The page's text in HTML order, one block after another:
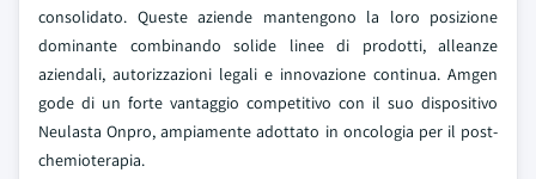
consolidato. Queste aziende mantengono la loro posizione
dominante combinando solide linee di prodotti, alleanze
aziendali, autorizzazioni legali e innovazione continua. Amgen
gode di un forte vantaggio competitivo con il suo dispositivo
Neulasta Onpro, ampiamente adottato in oncologia per il post-
chemioterapia.